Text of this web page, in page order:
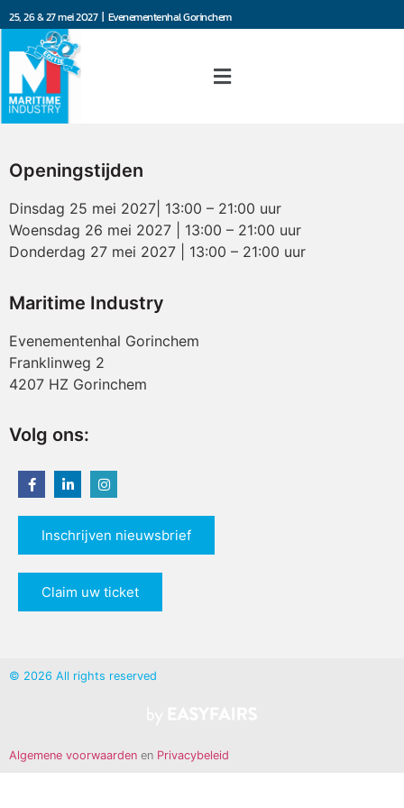
25, 26 & 27 mei 2027 | Evenementenhal Gorinchem
Openingstijden
Dinsdag 25 mei 2027| 13:00 – 21:00 uur
Woensdag 26 mei 2027 | 13:00 – 21:00 uur
Donderdag 27 mei 2027 | 13:00 – 21:00 uur
Maritime Industry
Evenementenhal Gorinchem
Franklinweg 2
4207 HZ Gorinchem
Volg ons:
Inschrijven nieuwsbrief
Claim uw ticket
© 2026 All rights reserved
Algemene voorwaarden en Privacybeleid